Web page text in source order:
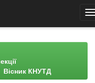
Вісник КНУТД